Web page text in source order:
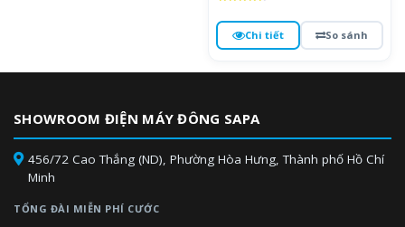
5 saoChi tiết So sánh
SHOWROOM ĐIỆN MÁY ĐÔNG SAPA
456/72 Cao Thắng (ND), Phường Hòa Hưng, Thành phố Hồ Chí
Minh
TỔNG ĐÀI MIỄN PHÍ CƯỚC